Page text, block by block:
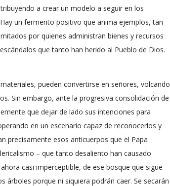
a crear un modelo a seguir en los
un fermento positivo que anima ejemplos, tan
por quienes administran bienes y recursos
que tanto han herido al Pueblo de Dios.
pueden convertirse en señores, volcando
Sin embargo, ante la progresiva consolidación de
que dejar de lado sus intenciones para
en un escenario capaz de reconocerlos y
precisamente esos anticuerpos que el Papa
– que tanto desaliento han causado
casi imperceptible, de ese bosque que sigue
árboles porque ni siquiera podrán caer. Se secarán